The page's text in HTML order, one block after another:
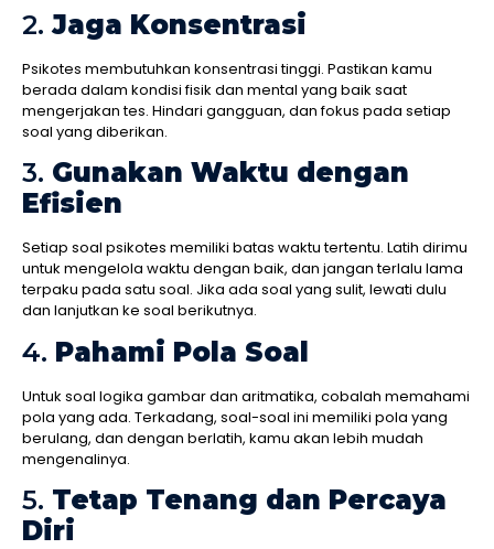
2.Jaga Konsentrasi
Psikotes membutuhkan konsentrasi tinggi. Pastikan kamu
berada dalam kondisi fisik dan mental yang baik saat
mengerjakan tes. Hindari gangguan, dan fokus pada setiap
soal yang diberikan.
3. Gunakan Waktu dengan
Efisien
Setiap soal psikotes memiliki batas waktu tertentu. Latih dirimu
untuk mengelola waktu dengan baik, dan jangan terlalu lama
terpaku pada satu soal. Jika ada soal yang sulit, lewati dulu
dan lanjutkan ke soal berikutnya.
4. Pahami Pola Soal
Untuk soal logika gambar dan aritmatika, cobalah memahami
pola yang ada. Terkadang, soal-soal ini memiliki pola yang
berulang, dan dengan berlatih, kamu akan lebih mudah
mengenalinya.
5. Tetap Tenang dan Percaya
Diri